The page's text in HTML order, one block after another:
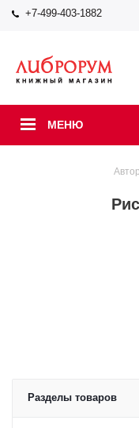
+7-499-403-1882
МЕНЮ
Разделы товаров